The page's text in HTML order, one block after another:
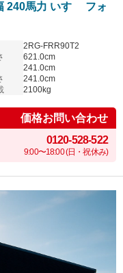
240馬力 いすゞ フォ
2RG-FRR90T2
621.0cm
241.0cm
241.0cm
2100kg
価格お問い合わせ
0120-528-522
9:00〜18:00 (日・祝休み)